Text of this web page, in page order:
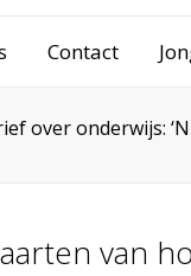
Contact
over onderwijs:
van